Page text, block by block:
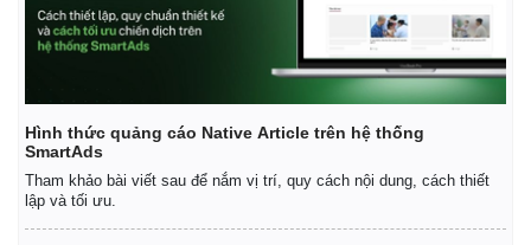
Hình thức quảng cáo Native Article trên hệ thống
SmartAds
Tham khảo bài viết sau để nắm vị trí, quy cách nội dung, cách thiết
lập và tối ưu.